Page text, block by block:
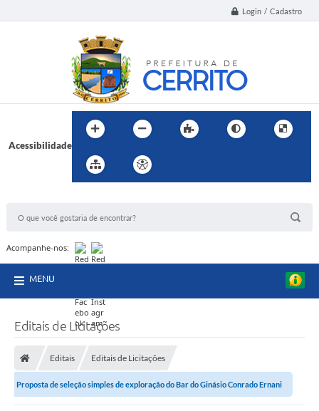
Login / Cadastro
Acessibilidade
Acompanhe-nos:
MENU
Editais de Licitações
Editais Editais de Licitações
Proposta de seleção simples de exploração do Bar do Ginásio Conrado Ernani